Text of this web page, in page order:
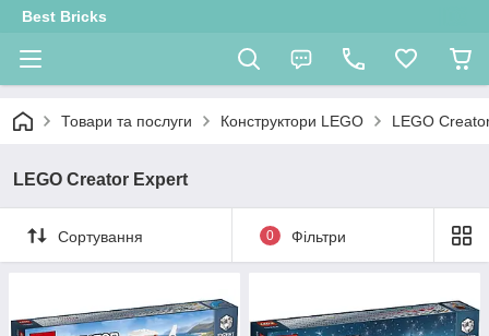
Best Bricks
Товари та послуги Конструктори LEGO LEGO
LEGO Creator Expert
Сортування 0 Фільтри